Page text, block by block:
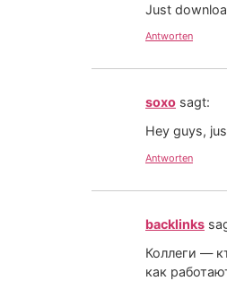
Just
Antworten
soxo sagt:
Hey guys,
Antworten
backlinks
Коллеги —
как